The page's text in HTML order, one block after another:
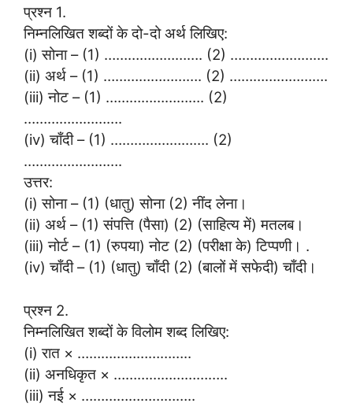
प्रश्न 1.
निम्नलिखित शब्दों के दो-दो अर्थ लिखिए:
(i) सोना – (1) ……………………. (2) …………………….
(ii) अर्थ – (1) ……………………. (2) …………………….
(iii) नोट – (1) ……………………. (2)
…………………….
(iv) चाँदी – (1) ……………………. (2)
…………………….
उत्तर:
(i) सोना – (1) (धातु) सोना (2) नींद लेना।
(ii) अर्थ – (1) संपत्ति (पैसा) (2) (साहित्य में) मतलब।
(iii) नोर्ट – (1) (रुपया) नोट (2) (परीक्षा के) टिप्पणी। .
(iv) चाँदी – (1) (धातु) चाँदी (2) (बालों में सफेदी) चाँदी।
प्रश्न 2.
निम्नलिखित शब्दों के विलोम शब्द लिखिए:
(i) रात × ………………………..
(ii) अनधिकृत × ………………………..
(iii) नई × ………………………..